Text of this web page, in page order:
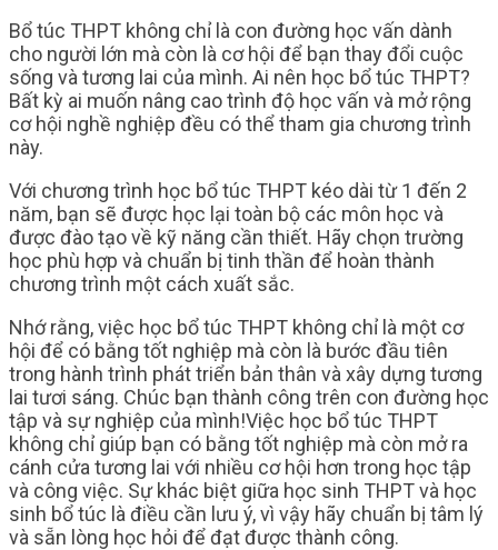
Bổ túc THPT không chỉ là con đường học vấn dành
cho người lớn mà còn là cơ hội để bạn thay đổi cuộc
sống và tương lai của mình. Ai nên học bổ túc THPT?
Bất kỳ ai muốn nâng cao trình độ học vấn và mở rộng
cơ hội nghề nghiệp đều có thể tham gia chương trình
này.
Với chương trình học bổ túc THPT kéo dài từ 1 đến 2
năm, bạn sẽ được học lại toàn bộ các môn học và
được đào tạo về kỹ năng cần thiết. Hãy chọn trường
học phù hợp và chuẩn bị tinh thần để hoàn thành
chương trình một cách xuất sắc.
Nhớ rằng, việc học bổ túc THPT không chỉ là một cơ
hội để có bằng tốt nghiệp mà còn là bước đầu tiên
trong hành trình phát triển bản thân và xây dựng tương
lai tươi sáng. Chúc bạn thành công trên con đường học
tập và sự nghiệp của mình!Việc học bổ túc THPT
không chỉ giúp bạn có bằng tốt nghiệp mà còn mở ra
cánh cửa tương lai với nhiều cơ hội hơn trong học tập
và công việc. Sự khác biệt giữa học sinh THPT và học
sinh bổ túc là điều cần lưu ý, vì vậy hãy chuẩn bị tâm lý
và sẵn lòng học hỏi để đạt được thành công.